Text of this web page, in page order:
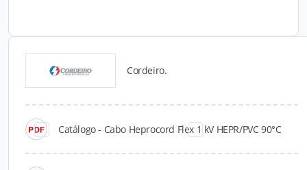
Cordeiro.
Catálogo - Cabo Heprocord Flex 1 kV HEPR/PVC 90°C
Catálogos para Download